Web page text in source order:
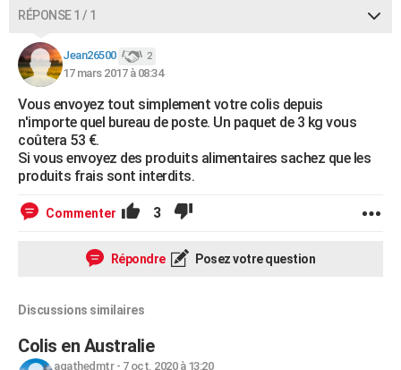
RÉPONSE 1 / 1
Jean26500 2
17 mars 2017 à 08:34
Vous envoyez tout simplement votre colis depuis
n'importe quel bureau de poste. Un paquet de 3 kg vous
coûtera 53 €.
Si vous envoyez des produits alimentaires sachez que les
produits frais sont interdits.
Commenter 3
Répondre Posez votre question
Discussions similaires
Colis en Australie
agathedmtr- 7 oct. 2020 à 13:20